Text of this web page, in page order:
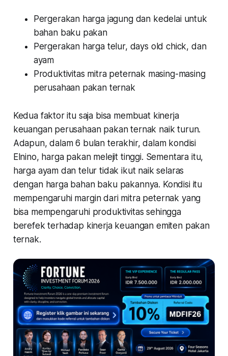
Pergerakan harga jagung dan kedelai untuk
bahan baku pakan
Pergerakan harga telur, days old chick, dan
ayam
Produktivitas mitra peternak masing-masing
perusahaan pakan ternak
Kedua faktor itu saja bisa membuat kinerja
keuangan perusahaan pakan ternak naik turun.
Adapun, dalam 6 bulan terakhir, dalam kondisi
Elnino, harga pakan melejit tinggi. Sementara itu,
harga ayam dan telur tidak ikut naik selaras
dengan harga bahan baku pakannya. Kondisi itu
mempengaruhi margin dari mitra peternak yang
bisa mempengaruhi produktivitas sehingga
berefek terhadap kinerja keuangan emiten pakan
ternak.